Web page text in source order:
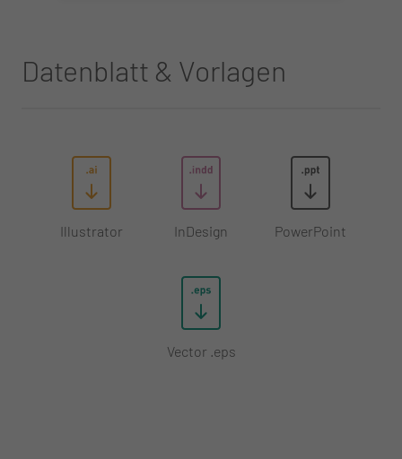
Datenblatt & Vorlagen
Illustrator InDesign PowerPoint
Vector .eps